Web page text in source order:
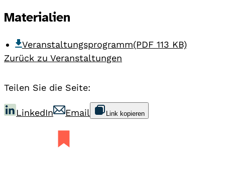
Materialien
Veranstaltungsprogramm(PDF 113 KB)
Zurück zu Veranstaltungen
Teilen Sie die Seite:
LinkedIn Email Link kopieren